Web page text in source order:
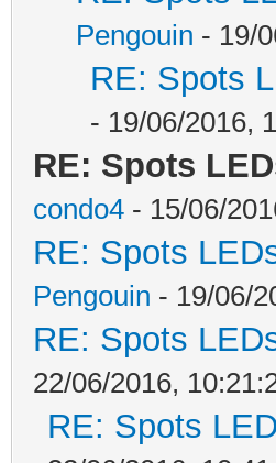
Pengouin - 19/
RE: Spots
- 19/06/2016,
RE: Spots
condo4 - 15/06/
RE: Spots
Pengouin - 19/06/
RE: Spots
22/06/2016,
RE: Spots